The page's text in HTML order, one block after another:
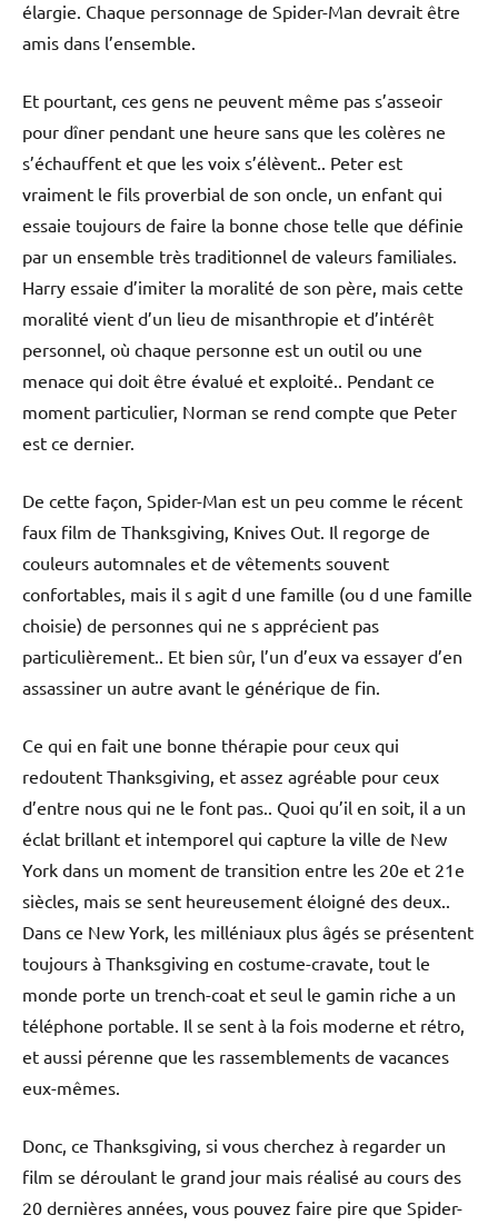
élargie. Chaque personnage de Spider-Man devrait être
amis dans l’ensemble.
Et pourtant, ces gens ne peuvent même pas s’asseoir
pour dîner pendant une heure sans que les colères ne
s’échauffent et que les voix s’élèvent.. Peter est
vraiment le fils proverbial de son oncle, un enfant qui
essaie toujours de faire la bonne chose telle que définie
par un ensemble très traditionnel de valeurs familiales.
Harry essaie d’imiter la moralité de son père, mais cette
moralité vient d’un lieu de misanthropie et d’intérêt
personnel, où chaque personne est un outil ou une
menace qui doit être évalué et exploité.. Pendant ce
moment particulier, Norman se rend compte que Peter
est ce dernier.
De cette façon, Spider-Man est un peu comme le récent
faux film de Thanksgiving, Knives Out. Il regorge de
couleurs automnales et de vêtements souvent
confortables, mais il s agit d une famille (ou d une famille
choisie) de personnes qui ne s apprécient pas
particulièrement.. Et bien sûr, l’un d’eux va essayer d’en
assassiner un autre avant le générique de fin.
Ce qui en fait une bonne thérapie pour ceux qui
redoutent Thanksgiving, et assez agréable pour ceux
d’entre nous qui ne le font pas.. Quoi qu’il en soit, il a un
éclat brillant et intemporel qui capture la ville de New
York dans un moment de transition entre les 20e et 21e
siècles, mais se sent heureusement éloigné des deux..
Dans ce New York, les milléniaux plus âgés se présentent
toujours à Thanksgiving en costume-cravate, tout le
monde porte un trench-coat et seul le gamin riche a un
téléphone portable. Il se sent à la fois moderne et rétro,
et aussi pérenne que les rassemblements de vacances
eux-mêmes.
Donc, ce Thanksgiving, si vous cherchez à regarder un
film se déroulant le grand jour mais réalisé au cours des
20 dernières années, vous pouvez faire pire que Spider-